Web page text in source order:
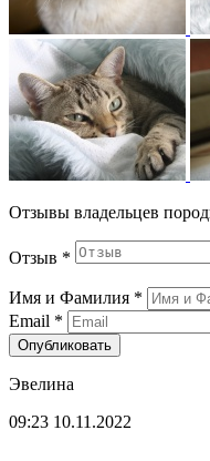
Отзывы владельцев
Отзыв *
Имя и Фамилия *
Email *
Опубликовать
Эвелина
09:23 10.11.2022